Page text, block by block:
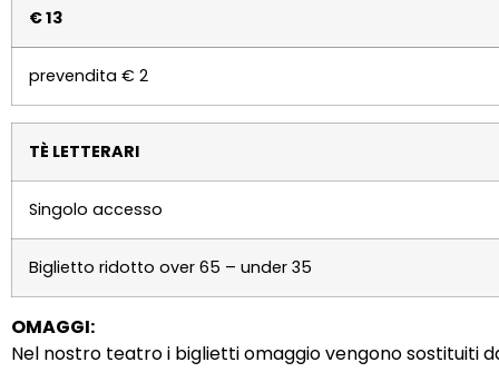
€ 13
prevendita € 2
TÈ LETTERARI
Singolo accesso
Biglietto ridotto over 65 – under 35
OMAGGI:
Nel nostro teatro i biglietti omaggio vengono sostituiti